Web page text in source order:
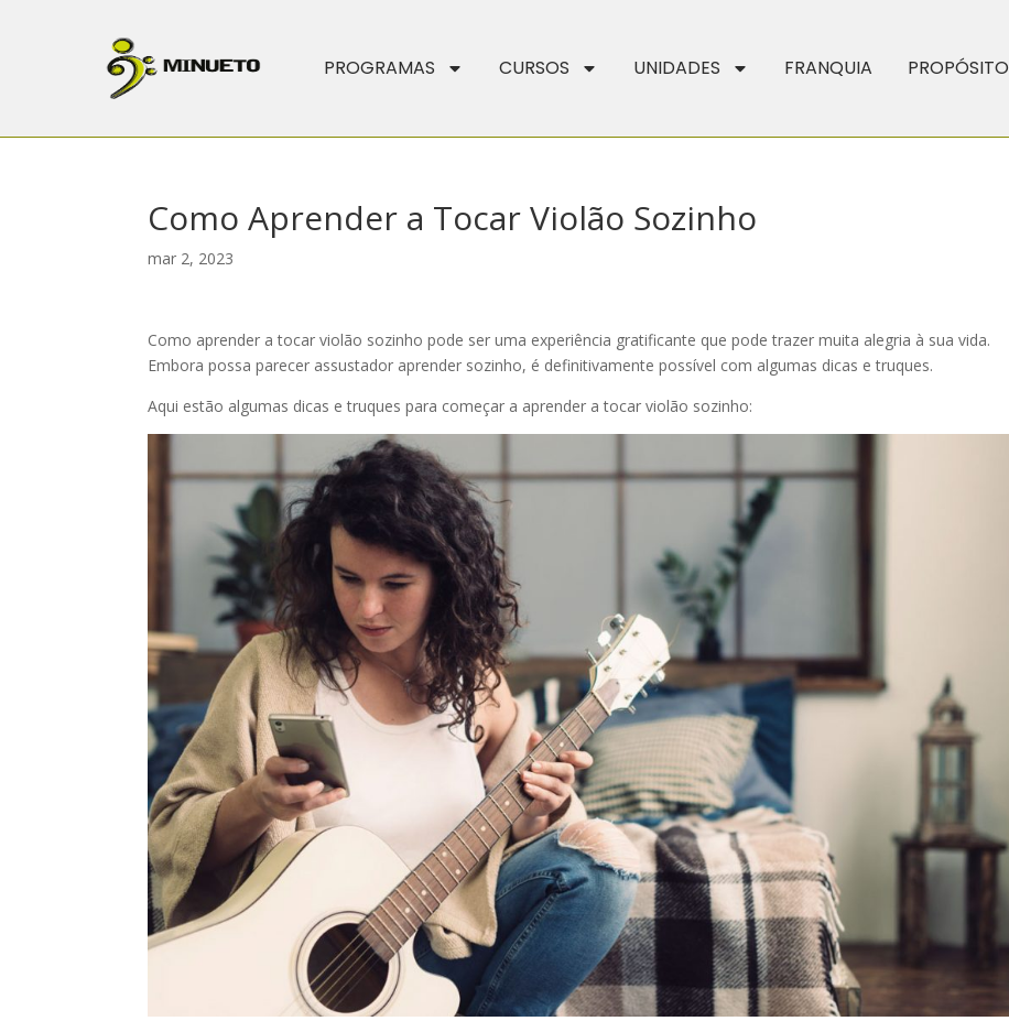
PROGRAMAS CURSOS UNIDADES FRANQUIA PROPÓSITO
Como Aprender a Tocar Violão Sozinho
mar 2, 2023
Como aprender a tocar violão sozinho pode ser uma experiência gratificante que pode trazer muita alegria à sua vida.
Embora possa parecer assustador aprender sozinho, é definitivamente possível com algumas dicas e truques.
Aqui estão algumas dicas e truques para começar a aprender a tocar violão sozinho: